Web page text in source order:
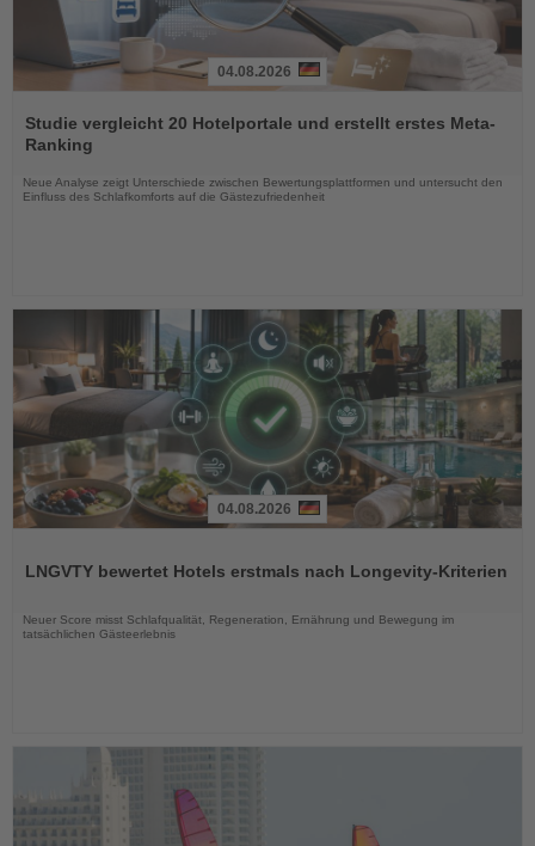
Sie
die
Nachrichten
04.08.2026
Studie vergleicht 20 Hotelportale und erstellt erstes Meta-
Ranking
Neue Analyse zeigt Unterschiede zwischen Bewertungsplattformen und untersucht den
Einfluss des Schlafkomforts auf die Gästezufriedenheit
die
04.08.2026
LNGVTY bewertet Hotels erstmals nach Longevity-Kriterien
Neuer Score misst Schlafqualität, Regeneration, Ernährung und Bewegung im
tatsächlichen Gästeerlebnis